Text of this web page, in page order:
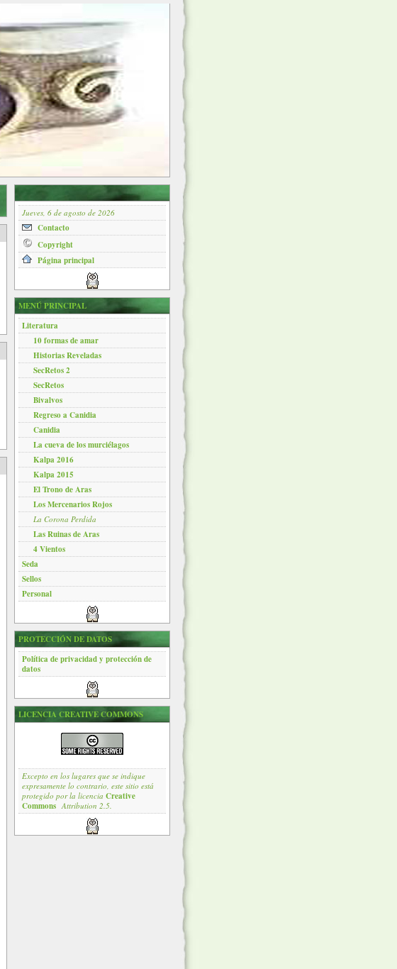
Jueves, 6 de agosto de 2026
Contacto
Copyright
Página principal
MENÚ PRINCIPAL
Literatura
10 formas de amar
Historias Reveladas
SecRetos 2
SecRetos
Bivalvos
Regreso a Canidia
Canidia
La cueva de los murciélagos
Kalpa 2016
Kalpa 2015
El Trono de Aras
Los Mercenarios Rojos
La Corona Perdida
Las Ruinas de Aras
4 Vientos
Seda
Sellos
Personal
PROTECCIÓN DE DATOS
Política de privacidad y protección de
datos
LICENCIA CREATIVE COMMONS
Excepto en los lugares que se indique
expresamente lo contrario, este sitio está
protegido por la licencia Creative
Commons Attribution 2.5.